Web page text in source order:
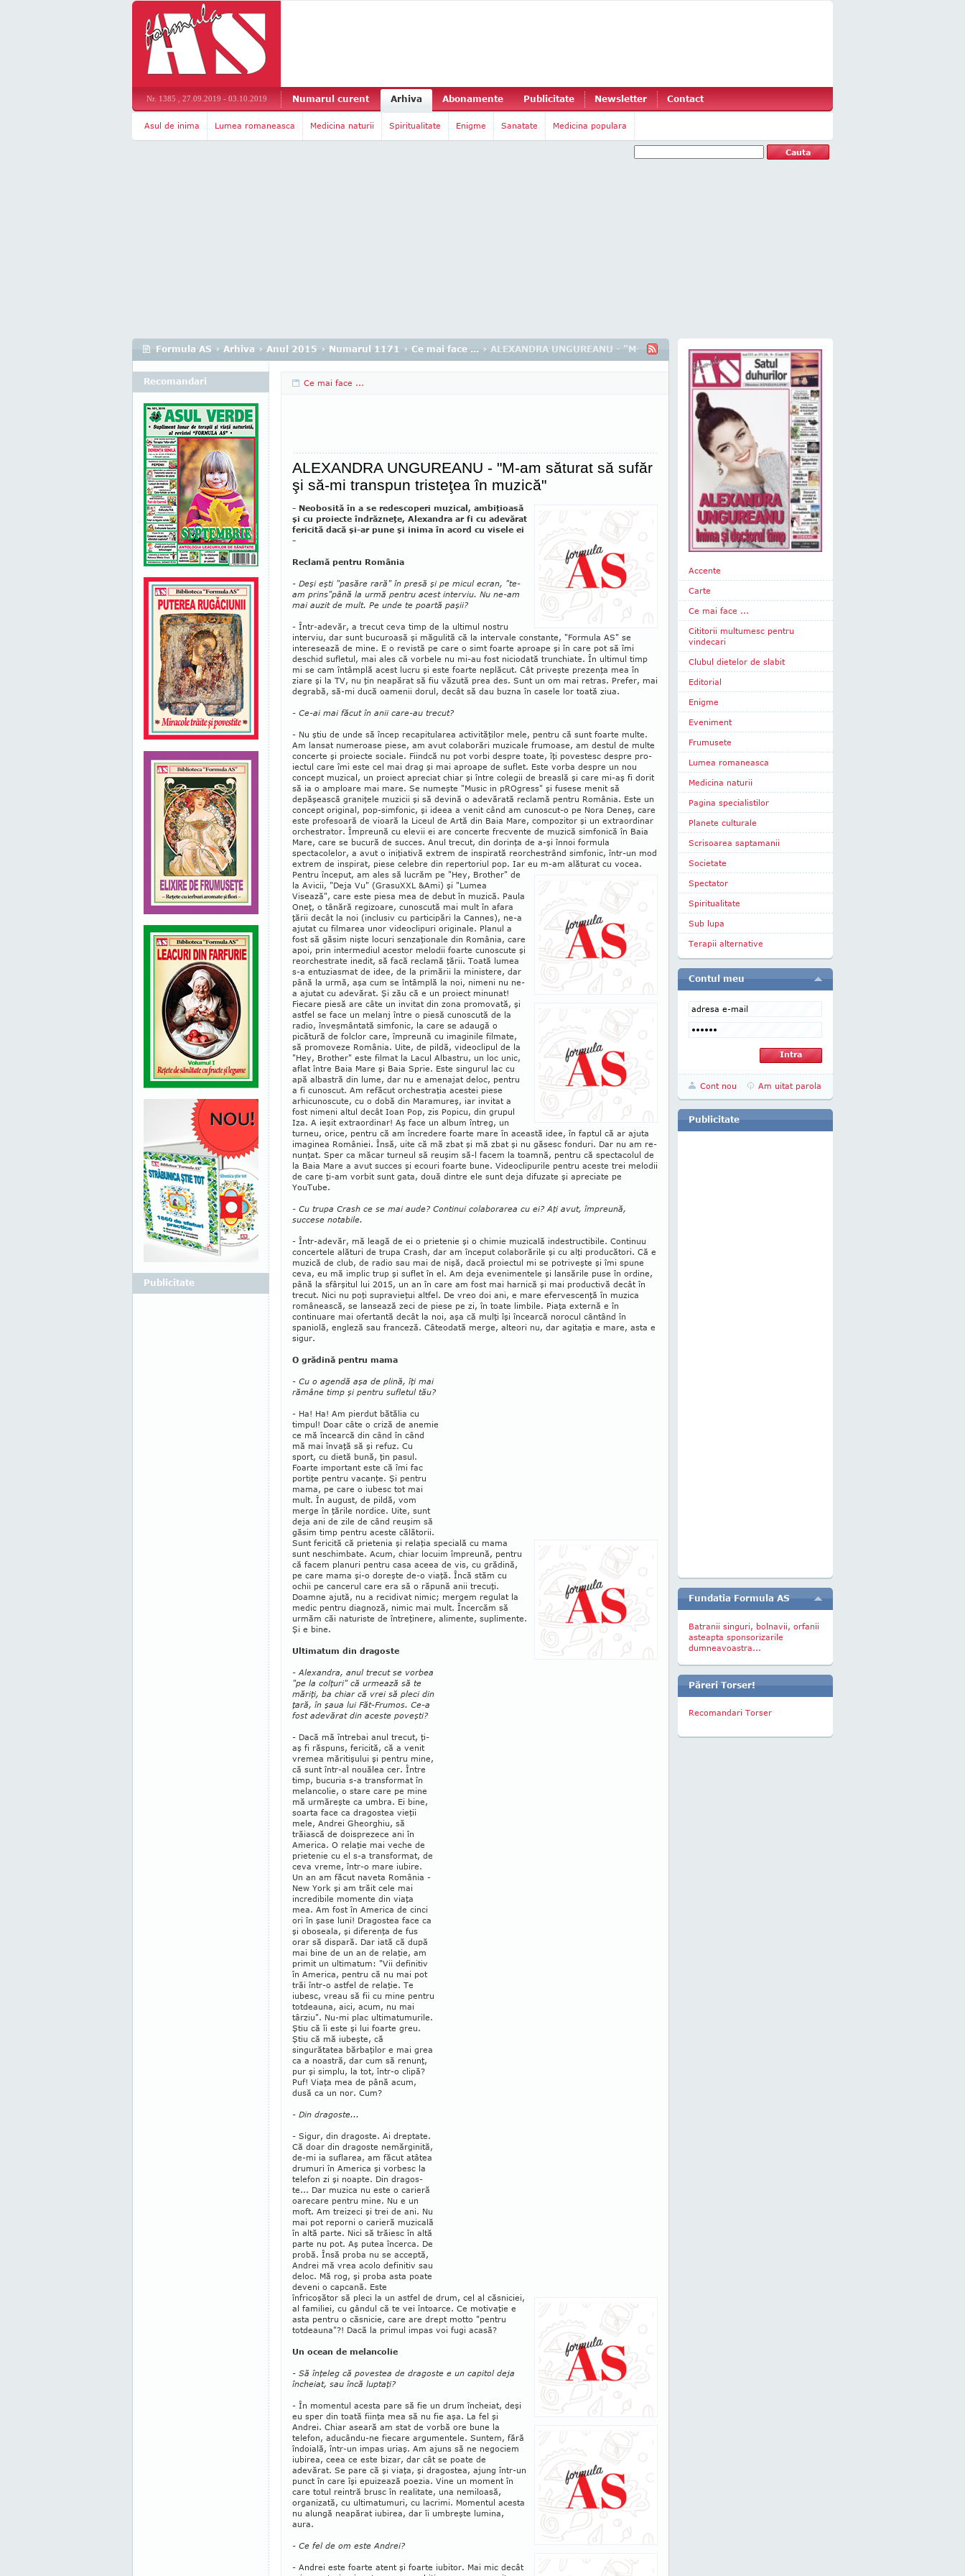
Nr. 1385 , 27.09.2019 - 03.10.2019 Numarul curent Arhiva Abonamente Publicitate Newsletter Contact
Asul de inima Lumea romaneasca Medicina naturii Spiritualitate Enigme Sanatate Medicina populara
Formula AS › Arhiva › Anul 2015 › Numarul 1171 › Ce mai face ... › ALEXANDRA UNGUREANU - "M-am săturat să sufăr şi să-mi transpun tristeţea în muzică"
Ce mai face ...
ALEXANDRA UNGUREANU - "M-am săturat să sufăr
şi să-mi transpun tristeţea în muzică"
- Neobosită în a se redescoperi muzical, ambiţioasă
şi cu proiecte îndrăzneţe, Alexandra ar fi cu adevărat
fericită dacă şi-ar pune şi inima în acord cu visele ei
-
Reclamă pentru România
- Deşi eşti "pasăre rară" în presă şi pe micul ecran, "te-
am prins"până la urmă pentru acest in­ter­viu. Nu ne-am
mai auzit de mult. Pe unde te poar­tă paşii?
- Într-adevăr, a trecut ceva timp de la ultimul nos­tru
interviu, dar sunt bucuroasă şi măgulită că la in­ter­vale constante, "Formula AS" se
interesează de mine. E o revistă pe care o simt foarte aproape şi în care pot să îmi
deschid sufletul, mai ales că vorbele nu mi-au fost niciodată trunchiate. În ultimul timp
mi se cam întâmplă acest lucru şi este foarte neplăcut. Cât priveşte prezenţa mea în
ziare şi la TV, nu ţin neapărat să fiu văzută prea des. Sunt un om mai retras. Prefer, mai
degrabă, să-mi ducă oamenii dorul, decât să dau buzna în casele lor toată ziua.
- Ce-ai mai făcut în anii care-au trecut?
- Nu ştiu de unde să încep recapitularea activităţilor mele, pentru că sunt foarte multe.
Am lansat numeroase piese, am avut cola­bo­rări muzicale frumoase, am destul de multe
con­certe şi proiecte sociale. Fiindcă nu pot vorbi despre toate, îţi povestesc despre pro­
iectul care îmi este cel mai drag şi mai aproape de suflet. Este vorba despre un nou
concept muzical, un proiect apreciat chiar şi între colegii de breaslă şi care mi-aş fi dorit
să ia o am­ploare mai mare. Se numeşte "Music in pROgress" şi fusese menit să
depăşească gra­niţele muzicii şi să devină o adevărată reclamă pentru România. Este un
concept original, pop-simfonic, şi ideea a venit când am cu­noscut-o pe Nora Deneş, care
este pro­fesoară de vioară la Liceul de Artă din Baia Mare, com­pozitor şi un extraordinar
orchestrator. Îm­preună cu elevii ei are concerte frecvente de muzică simfonică în Baia
Mare, care se bucu­ră de succes. Anul trecut, din dorinţa de a-şi înnoi formula
spectacolelor, a avut o ini­ţiativă extrem de inspirată reorchestrând sim­fonic, într-un mod
extrem de ins­pirat, piese celebre din repertoriul pop. Iar eu m-am alăturat cu vocea.
Pentru început, am ales să lucrăm pe "Hey, Brother" de
la Avicii, "Deja Vu" (GrasuXXL &Ami) şi "Lumea
Visează", care este piesa mea de debut în muzică. Paula
Oneţ, o tânără regizoare, cunoscută mai mult în afara
ţării decât la noi (inclusiv cu par­ticipări la Cannes), ne-a
ajutat cu filmarea unor videoclipuri ori­ginale. Planul a
fost să găsim nişte locuri sen­zaţionale din România, care
apoi, prin inter­mediul acestor melodii foarte cunoscute şi
re­orchestrate inedit, să facă reclamă ţării. Toată lumea
s-a entuziasmat de idee, de la primării la ministere, dar
până la urmă, aşa cum se în­tâmplă la noi, nimeni nu ne-
a ajutat cu adevărat. Şi zău că e un proiect minunat!
Fiecare piesă are câte un invitat din zona pro­movată, şi
astfel se face un melanj între o pie­să cunoscută de la
radio, înveş­mân­tată sim­fonic, la care se adaugă o
picătură de folclor care, împreună cu ima­gi­nile filmate,
să promoveze România. Uite, de pildă, videoclipul de la
"Hey, Brother" este filmat la Lacul Albas­tru, un loc unic,
aflat între Baia Mare şi Baia Sprie. Es­te singurul lac cu
apă albastră din lume, dar nu e ame­najat deloc, pentru
a fi cunoscut. Am refăcut or­chestraţia acestei piese
arhicunoscute, cu o dobă din Maramureş, iar invitat a
fost nimeni altul decât Ioan Pop, zis Popicu, din grupul
Iza. A ieşit extraor­dinar! Aş face un album întreg, un
turneu, orice, pen­tru că am încredere foarte mare în această idee, în faptul că ar ajuta
imaginea României. Însă, uite că mă zbat şi mă zbat şi nu găsesc fonduri. Dar nu am re­
nunţat. Sper ca măcar turneul să reuşim să-l facem la toamnă, pentru că spectacolul de
la Baia Mare a avut succes şi ecouri foarte bune. Video­cli­purile pentru aceste trei melodii
de care ţi-am vorbit sunt gata, două dintre ele sunt deja difuzate şi apre­cia­te pe
YouTube.
- Cu trupa Crash ce se mai aude? Continui co­la­borarea cu ei? Aţi avut, împreună,
succese notabile.
- Într-adevăr, mă leagă de ei o prietenie şi o chimie muzicală indestructibile. Continuu
concertele alături de trupa Crash, dar am început colaborările şi cu alţi producători. Că e
muzică de club, de radio sau mai de nişă, dacă proiectul mi se potriveşte şi îmi spune
ceva, eu mă implic trup şi suflet în el. Am deja evenimentele şi lansările puse în ordine,
până la sfârşitul lui 2015, un an în care am fost mai harnică şi mai productivă decât în
trecut. Nici nu poţi supravieţui altfel. De vreo doi ani, e mare efervescenţă în muzica
românească, se lansează zeci de piese pe zi, în toate limbile. Piaţa externă e în
continuare mai ofertantă decât la noi, aşa că mulţi îşi încearcă norocul cântând în
spaniolă, engleză sau franceză. Câteodată merge, alteori nu, dar agitaţia e mare, asta e
sigur.
O grădină pentru mama
- Cu o agendă aşa de plină, îţi mai
rămâne timp şi pentru sufletul tău?
- Ha! Ha! Am pierdut bătălia cu
timpul! Doar câte o criză de anemie
ce mă încearcă din când în când
mă mai învaţă să şi refuz. Cu
sport, cu dietă bună, ţin pasul.
Foarte important este că îmi fac
portiţe pentru vacanţe. Şi pentru
mama, pe care o iubesc tot mai
mult. În august, de pildă, vom
merge în ţările nordice. Uite, sunt
deja ani de zile de când reuşim să
găsim timp pentru aceste călătorii.
Sunt fericită că prie­tenia şi re­laţia specială cu mama
sunt ne­schim­bate. Acum, chiar locuim împreună, pentru
că fa­cem planuri pentru casa aceea de vis, cu grădină,
pe care mama şi-o doreşte de-o viaţă. Încă stăm cu
ochii pe cancerul care era să o răpună anii trecuţi.
Doam­ne ajută, nu a recidivat nimic; mergem regulat la
medic pentru diagnoză, nimic mai mult. Încercăm să
urmăm căi naturiste de între­ţinere, alimente, suplimente.
Şi e bine.
Ultimatum din dragoste
- Alexandra, anul trecut se vorbea
"pe la colţuri" că urmează să te
măriţi, ba chiar că vrei să pleci din
ţară, în şaua lui Făt-Frumos. Ce-a
fost adevărat din aceste poveşti?
- Dacă mă întrebai anul trecut, ţi-
aş fi răs­puns, fericită, că a venit
vremea măritişului şi pen­tru mine,
că sunt într-al nouălea cer. Între
timp, bucuria s-a transformat în
melancolie, o stare care pe mine
mă urmăreşte ca umbra. Ei bine,
soarta face ca dragostea vieţii
mele, Andrei Gheorghiu, să
trăiască de doisprezece ani în
America. O relaţie mai veche de
prietenie cu el s-a transformat, de
ceva vreme, într-o mare iubire.
Un an am făcut naveta România -
New York şi am trăit cele mai
incredibile momente din viaţa
mea. Am fost în America de cinci
ori în şase luni! Dragostea face ca
şi oboseala, şi dife­renţa de fus
orar să dispară. Dar iată că după
mai bine de un an de relaţie, am
primit un ulti­ma­tum: "Vii definitiv
în America, pentru că nu mai pot
trăi într-o astfel de relaţie. Te
iubesc, vreau să fii cu mine pentru
totdeauna, aici, acum, nu mai
târziu". Nu-mi plac ultimatumurile.
Ştiu că îi este şi lui foarte greu.
Ştiu că mă iubeşte, că
singurătatea băr­ba­­ţilor e mai grea
ca a noastră, dar cum să renunţ,
pur şi simplu, la tot, într-o clipă?
Puf! Viaţa mea de până acum,
dusă ca un nor. Cum?
- Din dragoste...
- Sigur, din dragoste. Ai drep­tate.
Că doar din dragoste nemăr­ginită,
de-mi ia suflarea, am făcut atâtea
drumuri în America şi vor­besc la
te­lefon zi şi noapte. Din dra­gos­
te... Dar muzica nu este o carieră
oa­recare pentru mine. Nu e un
moft. Am treizeci şi trei de ani. Nu
mai pot reporni o carieră mu­zicală
în altă parte. Nici să trăiesc în altă
parte nu pot. Aş putea în­cer­ca. De
probă. Însă proba nu se ac­ceptă,
Andrei mă vrea acolo defi­nitiv sau
deloc. Mă rog, şi proba asta poate
deveni o cap­cană. Este
înfricoşător să pleci la un astfel de drum, cel al căsniciei,
al familiei, cu gândul că te vei în­toarce. Ce motivaţie e
asta pentru o căsnicie, care are drept motto "pentru
totdeauna"?! Dacă la primul impas voi fugi acasă?
Un ocean de melancolie
- Să înţeleg că povestea de dragoste e un capitol deja
încheiat, sau încă luptaţi?
- În momentul acesta pare să fie un drum încheiat, deşi
eu sper din toată fiinţa mea să nu fie aşa. La fel şi
Andrei. Chiar aseară am stat de vorbă ore bune la
telefon, aducându-ne fiecare argumentele. Suntem, fără
îndoială, într-un impas uriaş. Am ajuns să ne negociem
iubirea, ceea ce este bizar, dar cât se poate de
adevărat. Se pare că şi viaţa, şi dragostea, ajung într-un
punct în care îşi epuizează poezia. Vine un moment în
care totul reintră brusc în realitate, una nemiloasă,
organizată, cu ultimatumuri, cu lacrimi. Momentul acesta
nu alungă neapărat iubirea, dar îi umbreşte lumina,
aura.
- Ce fel de om este Andrei?
- Andrei este foarte atent şi foarte iubitor. Mai mic decât
Recomandari
Publicitate
Accente
Carte
Ce mai face ...
Cititorii multumesc pentru
vindecari
Clubul dietelor de slabit
Editorial
Enigme
Eveniment
Frumusete
Lumea romaneasca
Medicina naturii
Pagina specialistilor
Planete culturale
Scrisoarea saptamanii
Societate
Spectator
Spiritualitate
Sub lupa
Terapii alternative
Contul meu
Cont nou Am uitat parola
Publicitate
Fundatia Formula AS
Batranii singuri, bolnavii, orfanii
asteapta sponsorizarile
dumneavoastra...
Păreri Torser!
Recomandari Torser